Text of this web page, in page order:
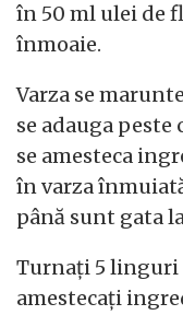
în 50 ml ulei de
înmoaie.
Varza se
se adauga peste
se amesteca
în varza
până sunt gata
Turnați 5 linguri
amestecați